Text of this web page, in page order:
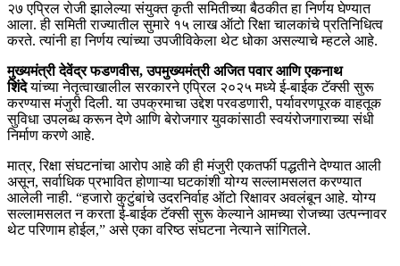
२७ एप्रिल रोजी झालेल्या संयुक्त कृती समितीच्या बैठकीत हा निर्णय घेण्यात
आला. ही समिती राज्यातील सुमारे १५ लाख ऑटो रिक्षा चालकांचे प्रतिनिधित्व
करते. त्यांनी हा निर्णय त्यांच्या उपजीविकेला थेट धोका असल्याचे म्हटले आहे.
मुख्यमंत्री देवेंद्र फडणवीस, उपमुख्यमंत्री अजित पवार आणि एकनाथ
शिंदेयांच्या नेतृत्वाखालील सरकारने एप्रिल २०२५ मध्ये ई-बाईक टॅक्सी सुरू
करण्यास मंजुरी दिली. या उपक्रमाचा उद्देश परवडणारी, पर्यावरणपूरक वाहतूक
सुविधा उपलब्ध करून देणे आणि बेरोजगार युवकांसाठी स्वयंरोजगाराच्या संधी
निर्माण करणे आहे.
मात्र, रिक्षा संघटनांचा आरोप आहे की ही मंजुरी एकतर्फी पद्धतीने देण्यात आली
असून, सर्वाधिक प्रभावित होणाऱ्या घटकांशी योग्य सल्लामसलत करण्यात
आलेली नाही. “हजारो कुटुंबांचे उदरनिर्वाह ऑटो रिक्षावर अवलंबून आहे. योग्य
सल्लामसलत न करता ई-बाईक टॅक्सी सुरू केल्याने आमच्या रोजच्या उत्पन्नावर
थेट परिणाम होईल,” असे एका वरिष्ठ संघटना नेत्याने सांगितले.